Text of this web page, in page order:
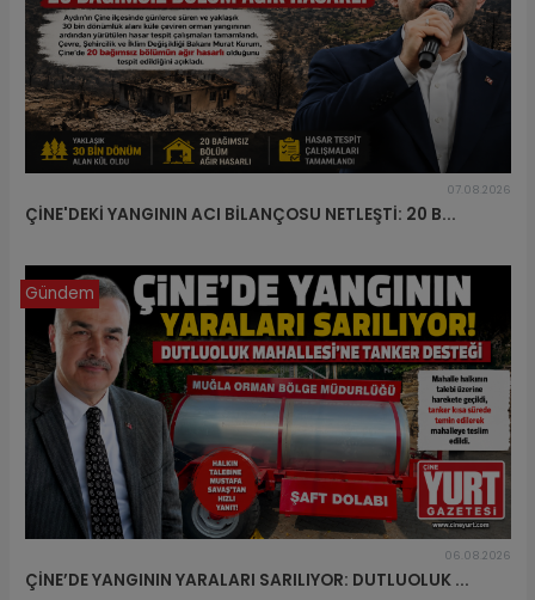
07.08.2026
ÇİNE'DEKİ YANGININ ACI BİLANÇOSU NETLEŞTİ: 20 B...
06.08.2026
ÇİNE’DE YANGININ YARALARI SARILIYOR: DUTLUOLUK ...
Gündem